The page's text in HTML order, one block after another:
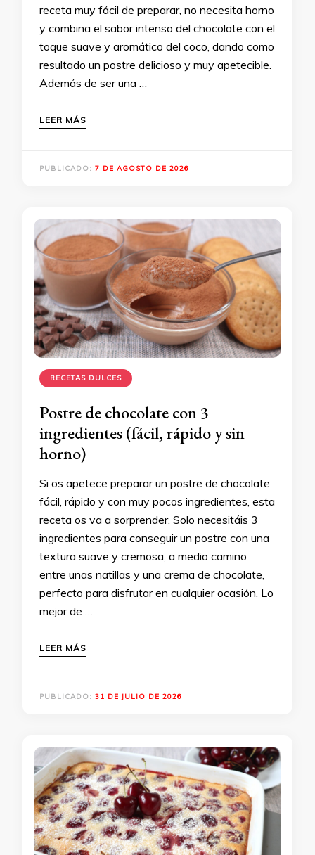
receta muy fácil de preparar, no necesita horno
y combina el sabor intenso del chocolate con el
toque suave y aromático del coco, dando como
resultado un postre delicioso y muy apetecible.
Además de ser una …
LEER MÁS
PUBLICADO: 7 DE AGOSTO DE 2026
RECETAS DULCES
Postre de chocolate con 3
ingredientes (fácil, rápido y sin
horno)
Si os apetece preparar un postre de chocolate
fácil, rápido y con muy pocos ingredientes, esta
receta os va a sorprender. Solo necesitáis 3
ingredientes para conseguir un postre con una
textura suave y cremosa, a medio camino
entre unas natillas y una crema de chocolate,
perfecto para disfrutar en cualquier ocasión. Lo
mejor de …
LEER MÁS
PUBLICADO: 31 DE JULIO DE 2026